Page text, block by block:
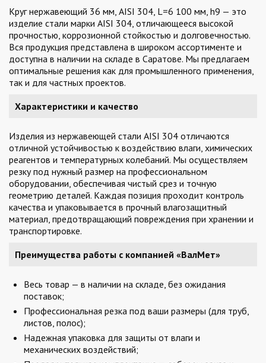
Круг нержавеющий 36 мм, AISI 304, L=6 100 мм, h9 — это
изделие стали марки AISI 304, отличающееся высокой
прочностью, коррозионной стойкостью и долговечностью.
Вся продукция представлена в широком ассортименте и
доступна в наличии на складе в Саратове. Мы предлагаем
оптимальные решения как для промышленного применения,
так и для частных проектов.
Характеристики и качество
Изделия из нержавеющей стали AISI 304 отличаются
отличной устойчивостью к воздействию влаги, химических
реагентов и температурных колебаний. Мы осуществляем
резку под нужный размер на профессиональном
оборудовании, обеспечивая чистый срез и точную
геометрию деталей. Каждая позиция проходит контроль
качества и упаковывается в прочный влагозащитный
материал, предотвращающий повреждения при хранении и
транспортировке.
Преимущества работы с компанией «ВалМет»
Весь товар — в наличии на складе, без ожидания
поставок;
Профессиональная резка под ваши размеры (для труб,
листов, полос);
Надежная упаковка для защиты от влаги и
механических воздействий;